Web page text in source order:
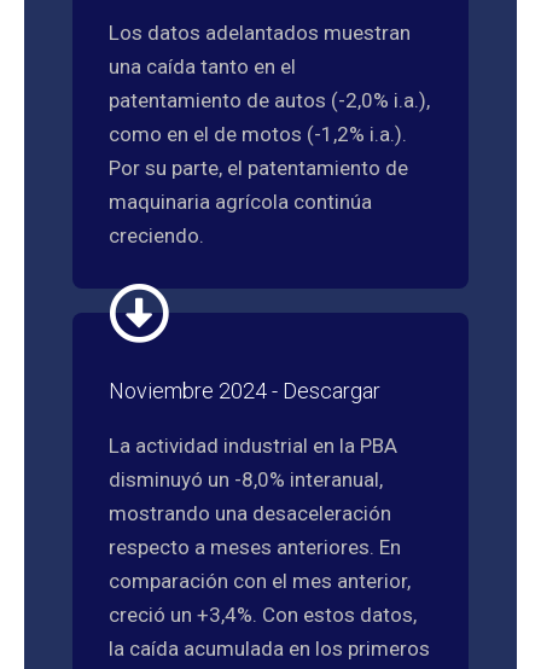
Los datos adelantados muestran
una caída tanto en el
patentamiento de autos (-2,0% i.a.),
como en el de motos (-1,2% i.a.).
Por su parte, el patentamiento de
maquinaria agrícola continúa
creciendo.
Noviembre 2024 - Descargar
La actividad industrial en la PBA
disminuyó un -8,0% interanual,
mostrando una desaceleración
respecto a meses anteriores. En
comparación con el mes anterior,
creció un +3,4%. Con estos datos,
la caída acumulada en los primeros